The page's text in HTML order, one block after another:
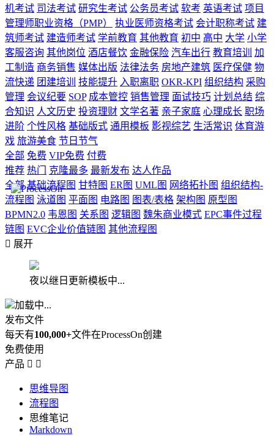
机考试 司法考试 研究生考试 公务员考试 软考 英语考试 项目
管理师职业资格（PMP）
执业医师资格考试 会计职称考试 建
筑师考试 建造师考试 学前教育 其他教育 初中 高中 大学 小学
客服咨询 其他岗位 酒店餐饮 金融保险 汽车出行 教育培训
加
工制造 商务销售 媒体出版 法律法务 房地产建筑 医疗保健 物
流快递 团建培训 技能提升 入职离职 OKR-KPI 组织结构 采购
管理 会议纪要 SOP 成本管控 销售管理 面试技巧 计划总结 综
合知识 人文历史 投资理财 文学名著 亲子家庭 心理成长 职场
进阶 个性风格 基础版式 通用模板 影视综艺 生活常识 体育游
戏 旅游美食 节日节气
全部 免费 VIP免费 付费
推荐 热门 克隆最多 最新发布 达人作品
全部 基础流程图 甘特图 ER图 UML图 网络拓扑图 组织结构-
流程图 泳道图 平面图 电路图 图表/表格 架构图 原型图
BPMN2.0 韦恩图 关系图 逻辑图 魏朱商业模式 EPC事件过程
链图 EVC企业价值链图 其他流程图
 展开
夜以继日更新模板中...
加载中...
发布文件
每天有100,000+文件在ProcessOn创建
免费使用
产品  
思维导图
流程图
思维笔记
Markdown